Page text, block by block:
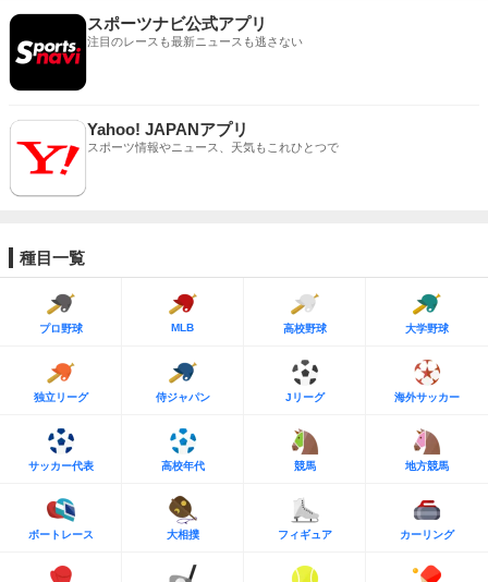
スポーツナビ公式アプリ
注目のレースも最新ニュースも逃さない
Yahoo! JAPANアプリ
スポーツ情報やニュース、天気もこれひとつで
種目一覧
プロ野球 MLB 高校野球 大学野球
独立リーグ 侍ジャパン Jリーグ 海外サッカー
サッカー代表 高校年代 競馬 地方競馬
ボートレース 大相撲 フィギュア カーリング